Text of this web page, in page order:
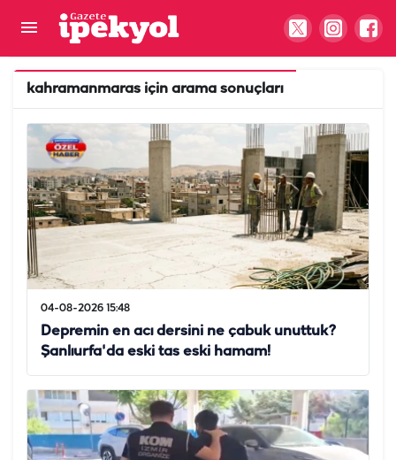
kahramanmaras için arama sonuçları
04-08-2026 15:48
Depremin en acı dersini ne çabuk unuttuk?
Şanlıurfa'da eski tas eski hamam!